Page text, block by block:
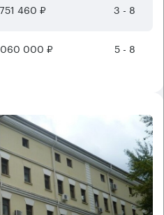
460 ₽ 3 - 8
000 ₽ 5 - 8